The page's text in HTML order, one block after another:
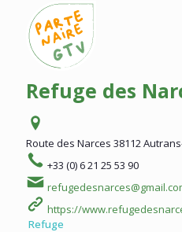
Refuge des
Route des Narces 38112
+33 (0) 6 21 25 53 90
https://
Refuge